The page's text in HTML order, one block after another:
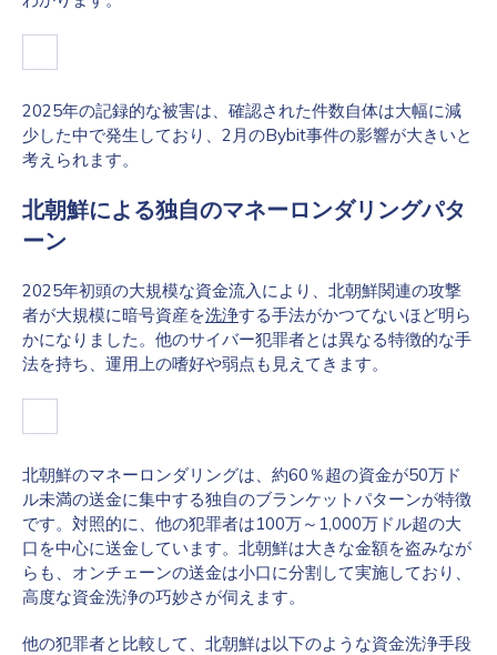
2025年の記録的な被害は、確認された件数自体は大幅に減
少した中で発生しており、2月のBybit事件の影響が大きいと
考えられます。
北朝鮮による独自のマネーロンダリングパタ
ーン
2025年初頭の大規模な資金流入により、北朝鮮関連の攻撃
者が大規模に暗号資産を洗浄する手法がかつてないほど明ら
かになりました。他のサイバー犯罪者とは異なる特徴的な手
法を持ち、運用上の嗜好や弱点も見えてきます。
北朝鮮のマネーロンダリングは、約60％超の資金が50万ド
ル未満の送金に集中する独自のブランケットパターンが特徴
です。対照的に、他の犯罪者は100万～1,000万ドル超の大
口を中心に送金しています。北朝鮮は大きな金額を盗みなが
らも、オンチェーンの送金は小口に分割して実施しており、
高度な資金洗浄の巧妙さが伺えます。
他の犯罪者と比較して、北朝鮮は以下のような資金洗浄手段